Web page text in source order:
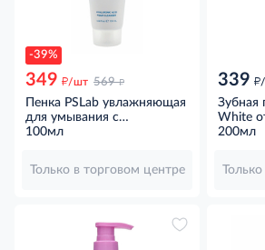
-39%
349 д/шт 569 д
Пенка PSLab увлажняющая
для умывания с
гиалуроновой кислотой,
100мл
Только в торговом центре
339 д
Зубная
White
200мл